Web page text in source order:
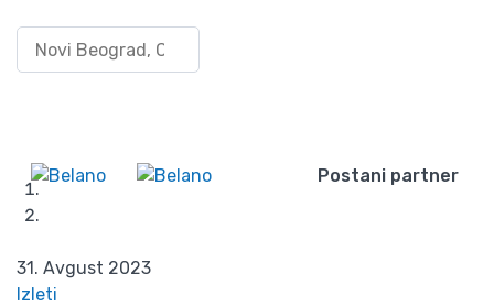
Postani partner
Šta posetiti u okolini
Beograda? Top 9
31. Avgust 2023
Izleti